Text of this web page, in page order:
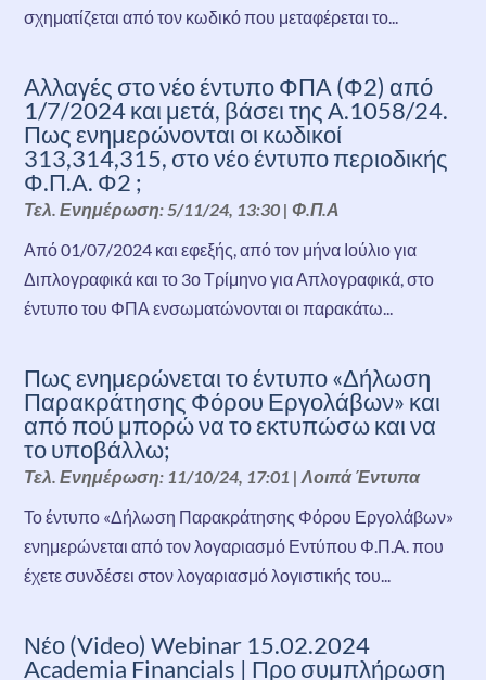
σχηματίζεται από τον κωδικό που μεταφέρεται το...
Αλλαγές στο νέο έντυπο ΦΠΑ (Φ2) από
1/7/2024 και μετά, βάσει της Α.1058/24.
Πως ενημερώνονται οι κωδικοί
313,314,315, στο νέο έντυπο περιοδικής
Φ.Π.Α. Φ2 ;
Τελ. Ενημέρωση: 5/11/24, 13:30 |Φ.Π.Α
Από 01/07/2024 και εφεξής, από τον μήνα Ιούλιο για
Διπλογραφικά και το 3ο Τρίμηνο για Απλογραφικά, στο
έντυπο του ΦΠΑ ενσωματώνονται οι παρακάτω...
Πως ενημερώνεται το έντυπο «Δήλωση
Παρακράτησης Φόρου Εργολάβων» και
από πού μπορώ να το εκτυπώσω και να
το υποβάλλω;
Τελ. Ενημέρωση: 11/10/24, 17:01 |Λοιπά Έντυπα
Το έντυπο «Δήλωση Παρακράτησης Φόρου Εργολάβων»
ενημερώνεται από τον λογαριασμό Εντύπου Φ.Π.Α. που
έχετε συνδέσει στον λογαριασμό λογιστικής του...
Νέο (Video) Webinar 15.02.2024
Academia Financials | Προ συμπλήρωση